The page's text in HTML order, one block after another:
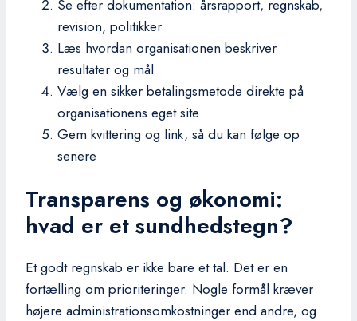
Se efter dokumentation: årsrapport, regnskab,
revision, politikker
Læs hvordan organisationen beskriver
resultater og mål
Vælg en sikker betalingsmetode direkte på
organisationens eget site
Gem kvittering og link, så du kan følge op
senere
Transparens og økonomi:
hvad er et sundhedstegn?
Et godt regnskab er ikke bare et tal. Det er en
fortælling om prioriteringer. Nogle formål kræver
højere administrationsomkostninger end andre, og